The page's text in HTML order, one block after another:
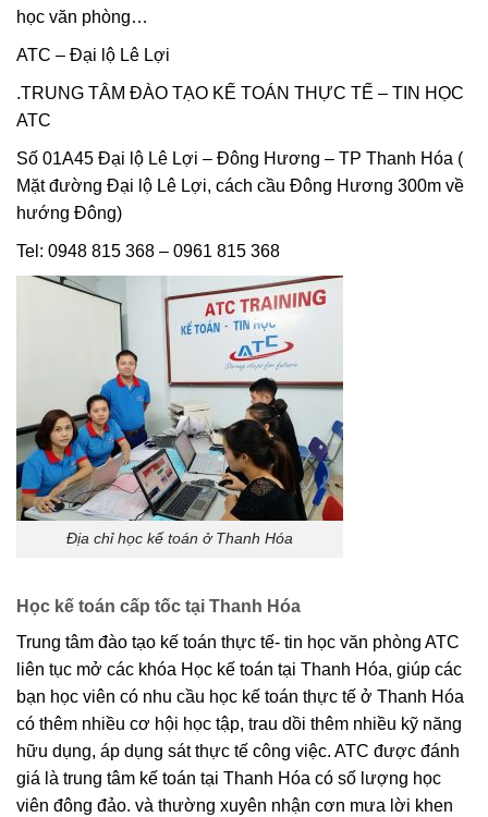
học văn phòng…
ATC – Đại lộ Lê Lợi
.TRUNG TÂM ĐÀO TẠO KẾ TOÁN THỰC TẾ – TIN HỌC
ATC
Số 01A45 Đại lộ Lê Lợi – Đông Hương – TP Thanh Hóa (
Mặt đường Đại lộ Lê Lợi, cách cầu Đông Hương 300m về
hướng Đông)
Tel: 0948 815 368 – 0961 815 368
Địa chỉ học kế toán ở Thanh Hóa
Học kế toán cấp tốc tại Thanh Hóa
Trung tâm đào tạo kế toán thực tế- tin học văn phòng ATC
liên tục mở các khóa Học kế toán tại Thanh Hóa, giúp các
bạn học viên có nhu cầu học kế toán thực tế ở Thanh Hóa
có thêm nhiều cơ hội học tập, trau dồi thêm nhiều kỹ năng
hữu dụng, áp dụng sát thực tế công việc. ATC được đánh
giá là trung tâm kế toán tại Thanh Hóa có số lượng học
viên đông đảo. và thường xuyên nhận cơn mưa lời khen